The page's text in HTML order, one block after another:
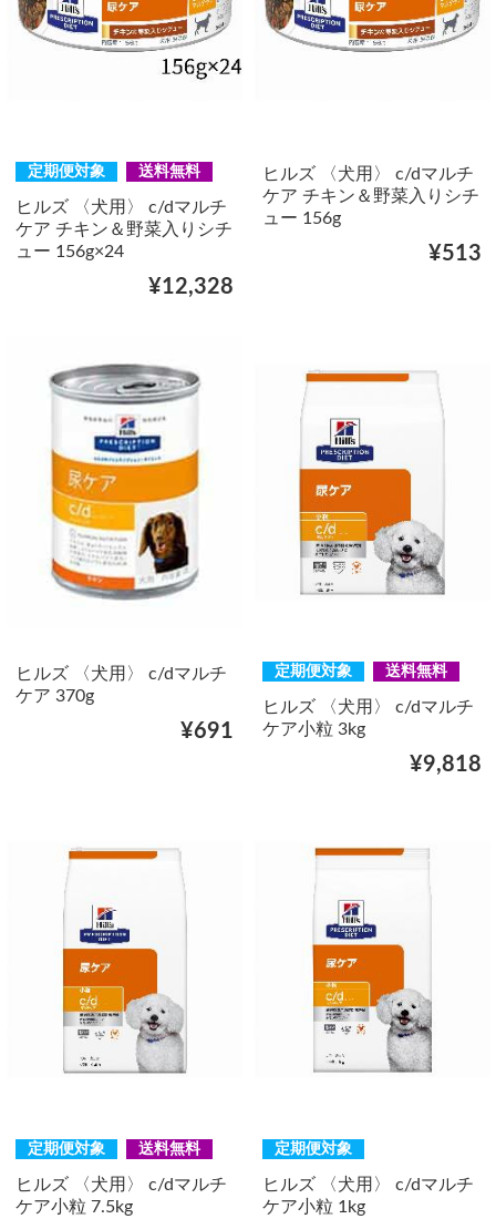
定期便対象 送料無料
ヒルズ 〈犬用〉 c/dマルチ
ケア チキン＆野菜入りシチ
ュー 156g×24
¥12,328
ヒルズ 〈犬用〉 c/dマルチ
ケア チキン＆野菜入りシチ
ュー 156g
¥513
ヒルズ 〈犬用〉 c/dマルチ
ケア 370g
¥691
定期便対象 送料無料
ヒルズ 〈犬用〉 c/dマルチ
ケア小粒 3kg
¥9,818
定期便対象 送料無料
ヒルズ 〈犬用〉 c/dマルチ
ケア小粒 7.5kg
定期便対象
ヒルズ 〈犬用〉 c/dマルチ
ケア小粒 1kg